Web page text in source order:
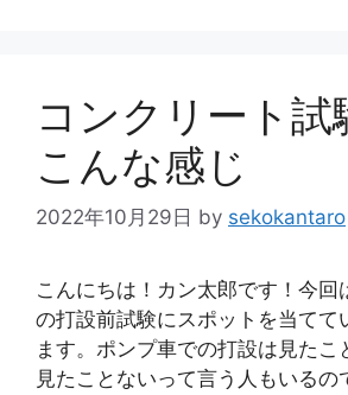
コンクリート試
こんな感じ
2022年10月29日 by sekokantaro
こんにちは！カン太郎です！今回
の打設前試験にスポットを当てて
ます。ポンプ車での打設は見たこ
見たことないって言う人もいるの